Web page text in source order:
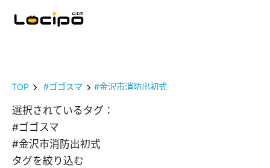
TOP #ゴゴスマ #金沢市消防出初式
選択されているタグ：
#ゴゴスマ
#金沢市消防出初式
タグを絞り込む